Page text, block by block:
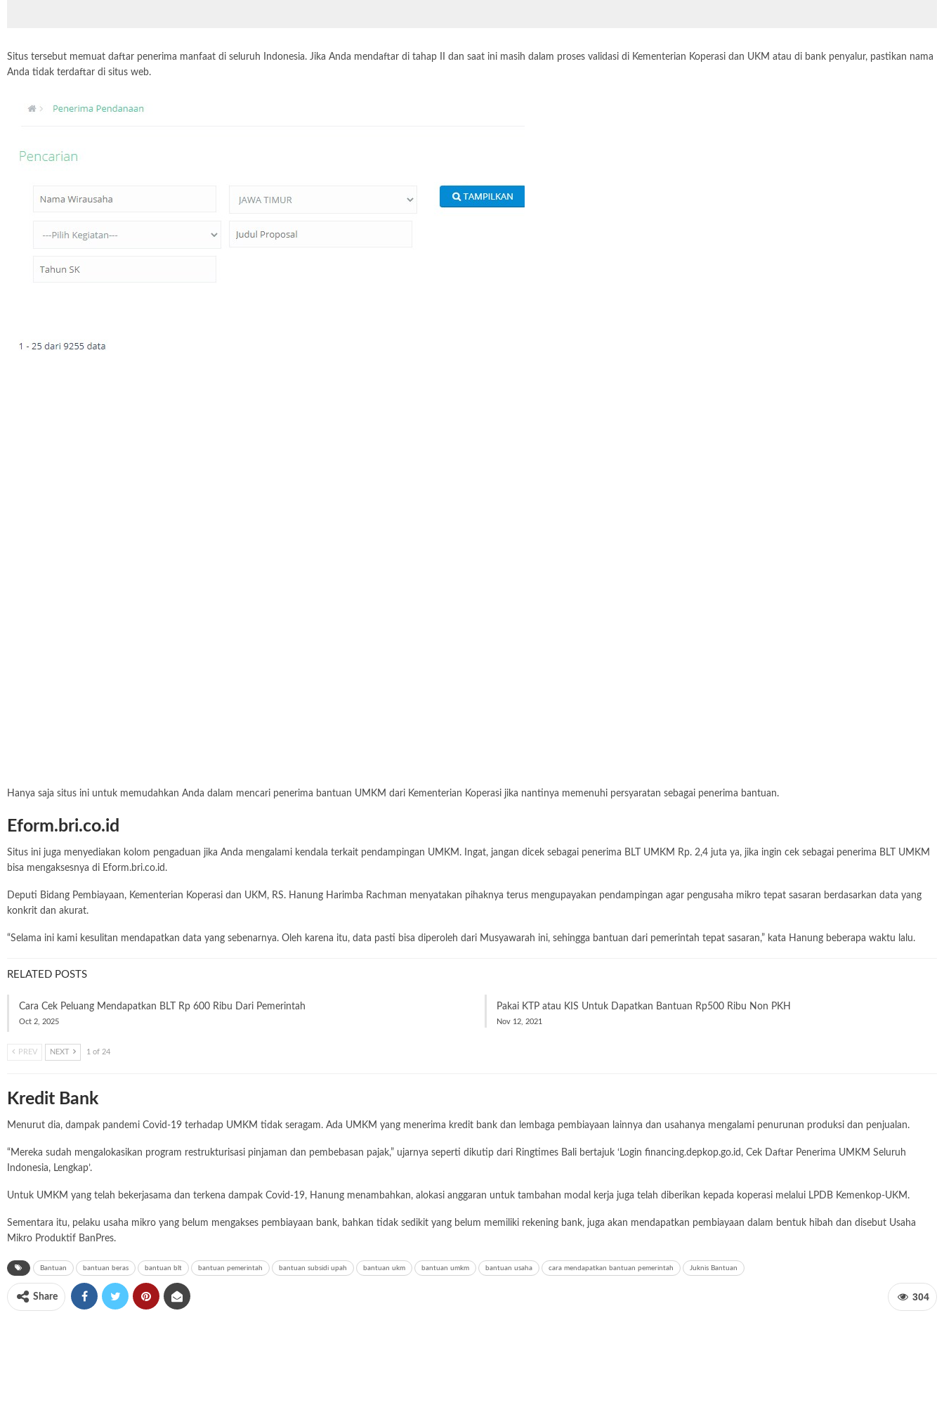
Situs tersebut memuat daftar penerima manfaat di seluruh Indonesia. Jika Anda mendaftar di tahap II dan saat ini masih dalam proses validasi di Kementerian Koperasi dan UKM atau di bank penyalur, pastikan nama
Anda tidak terdaftar di situs web.
Hanya saja situs ini untuk memudahkan Anda dalam mencari penerima bantuan UMKM dari Kementerian Koperasi jika nantinya memenuhi persyaratan sebagai penerima bantuan.
Eform.bri.co.id
Situs ini juga menyediakan kolom pengaduan jika Anda mengalami kendala terkait pendampingan UMKM. Ingat, jangan dicek sebagai penerima BLT UMKM Rp. 2,4 juta ya, jika ingin cek sebagai penerima BLT UMKM
bisa mengaksesnya di Eform.bri.co.id.
Deputi Bidang Pembiayaan, Kementerian Koperasi dan UKM, RS. Hanung Harimba Rachman menyatakan pihaknya terus mengupayakan pendampingan agar pengusaha mikro tepat sasaran berdasarkan data yang
konkrit dan akurat.
“Selama ini kami kesulitan mendapatkan data yang sebenarnya. Oleh karena itu, data pasti bisa diperoleh dari Musyawarah ini, sehingga bantuan dari pemerintah tepat sasaran,” kata Hanung beberapa waktu lalu.
RELATED POSTS
Cara Cek Peluang Mendapatkan BLT Rp 600 Ribu Dari Pemerintah
Oct 2, 2025
Pakai KTP atau KIS Untuk Dapatkan Bantuan Rp500 Ribu Non PKH
Nov 12, 2021
PREV NEXT 1 of 24
Kredit Bank
Menurut dia, dampak pandemi Covid-19 terhadap UMKM tidak seragam. Ada UMKM yang menerima kredit bank dan lembaga pembiayaan lainnya dan usahanya mengalami penurunan produksi dan penjualan.
“Mereka sudah mengalokasikan program restrukturisasi pinjaman dan pembebasan pajak,” ujarnya seperti dikutip dari Ringtimes Bali bertajuk ‘Login financing.depkop.go.id, Cek Daftar Penerima UMKM Seluruh
Indonesia, Lengkap’.
Untuk UMKM yang telah bekerjasama dan terkena dampak Covid-19, Hanung menambahkan, alokasi anggaran untuk tambahan modal kerja juga telah diberikan kepada koperasi melalui LPDB Kemenkop-UKM.
Sementara itu, pelaku usaha mikro yang belum mengakses pembiayaan bank, bahkan tidak sedikit yang belum memiliki rekening bank, juga akan mendapatkan pembiayaan dalam bentuk hibah dan disebut Usaha
Mikro Produktif BanPres.
Bantuan bantuan beras bantuan blt bantuan pemerintah bantuan subsidi upah bantuan ukm bantuan umkm bantuan usaha cara mendapatkan bantuan pemerintah Juknis Bantuan
304
Share